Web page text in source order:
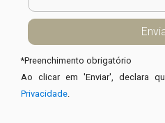
*Preenchimento obrigatório
Ao clicar em 'Enviar', declara
Privacidade